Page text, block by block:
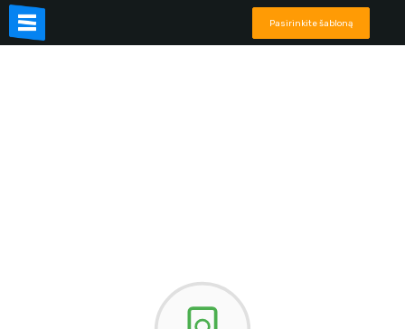
Pasirinkite šabloną